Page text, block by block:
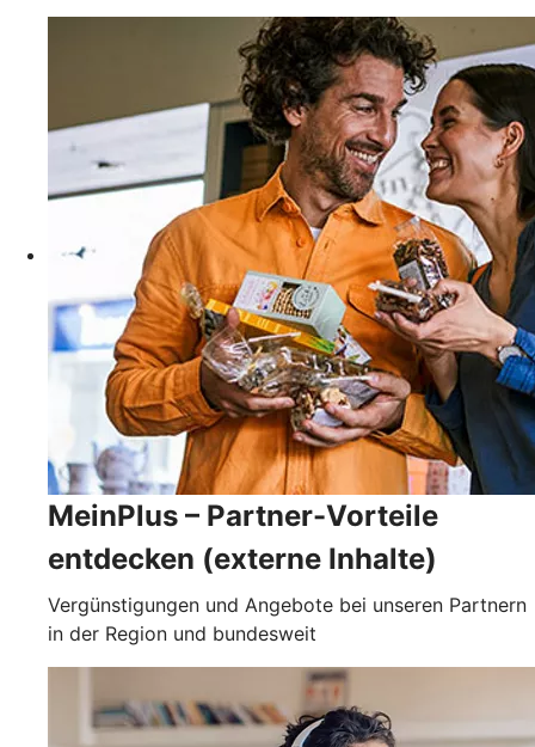
MeinPlus – Partner-Vorteile
entdecken (externe Inhalte)
Vergünstigungen und Angebote bei unseren Partnern
in der Region und bundesweit